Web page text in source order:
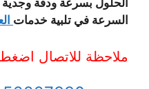
السرعة في تلبية خدمات
ملاحظة للاتصال